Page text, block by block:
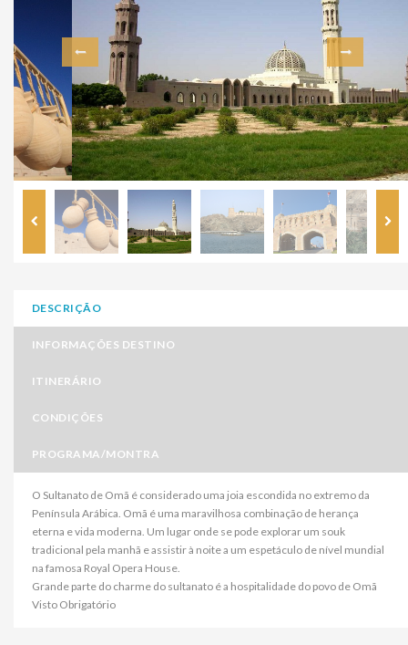
DESCRIÇÃO
INFORMAÇÕES DESTINO
ITINERÁRIO
CONDIÇÕES
PROGRAMA/MONTRA
O Sultanato de Omã é considerado uma joia escondida no extremo da
Península Arábica. Omã é uma maravilhosa combinação de herança
eterna e vida moderna. Um lugar onde se pode explorar um souk
tradicional pela manhã e assistir à noite a um espetáculo de nível mundial
na famosa Royal Opera House.
Grande parte do charme do sultanato é a hospitalidade do povo de Omã
Visto Obrigatório